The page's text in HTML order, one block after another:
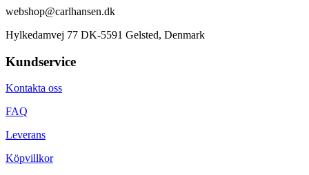
webshop@carlhansen.dk
Hylkedamvej 77 DK-5591 Gelsted, Denmark
Kundservice
Kontakta oss
FAQ
Leverans
Köpvillkor